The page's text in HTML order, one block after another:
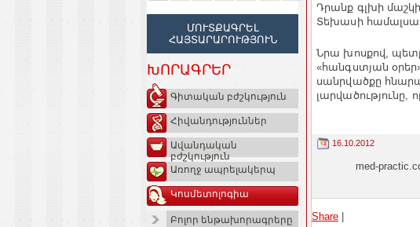
ՄՈՒՏՔԱԳՐԵԼ
ՀԱՅՏԱՐԱՐՈՒԹՅՈՒՆ
ԽՈՐԱԳՐԵՐ
Գիտական բժշկություն
Հիվանդություններ
Ավանդական
բժշկություն
Առողջ ապրելակերպ
Կոսմետոլոգիա
Բոլոր ենթախորագրերը
Դրանք գլխի
Տեխասի
Նրա խոսքով,
«հանգստյան
սանրվածքը
16.10.2012
med-
Share